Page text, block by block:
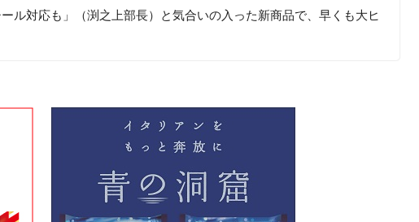
ル対応も」（渕之上部長）と気合いの入った新商品で、早くも大ヒ